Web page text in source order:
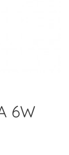
6W